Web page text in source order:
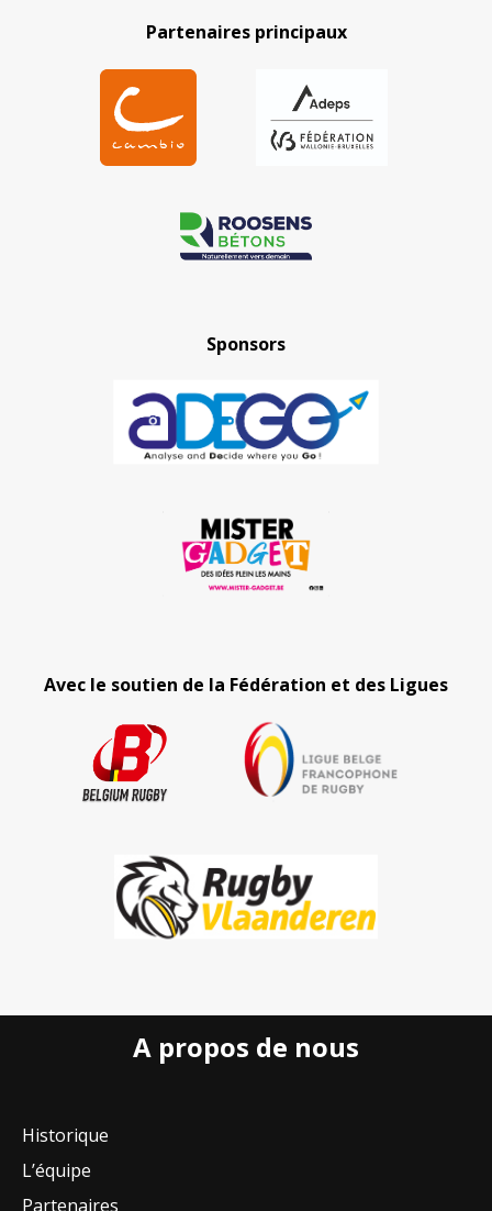
Partenaires principaux
Sponsors
Avec le soutien de la Fédération et des Ligues
A propos de nous
Historique
L’équipe
Partenaires